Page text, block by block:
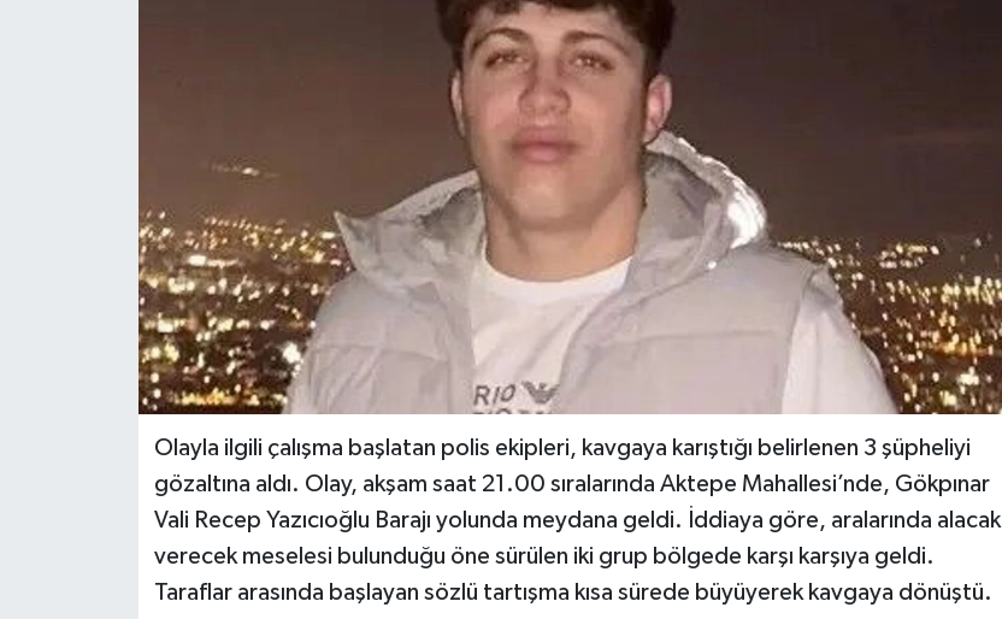
Olayla ilgili çalışma başlatan polis ekipleri, kavgaya karıştığı belirlenen 3 şüpheliyi
gözaltına aldı. Olay, akşam saat 21.00 sıralarında Aktepe Mahallesi’nde, Gökpınar
Vali Recep Yazıcıoğlu Barajı yolunda meydana geldi. İddiaya göre, aralarında alacak
verecek meselesi bulunduğu öne sürülen iki grup bölgede karşı karşıya geldi.
Taraflar arasında başlayan sözlü tartışma kısa sürede büyüyerek kavgaya dönüştü.